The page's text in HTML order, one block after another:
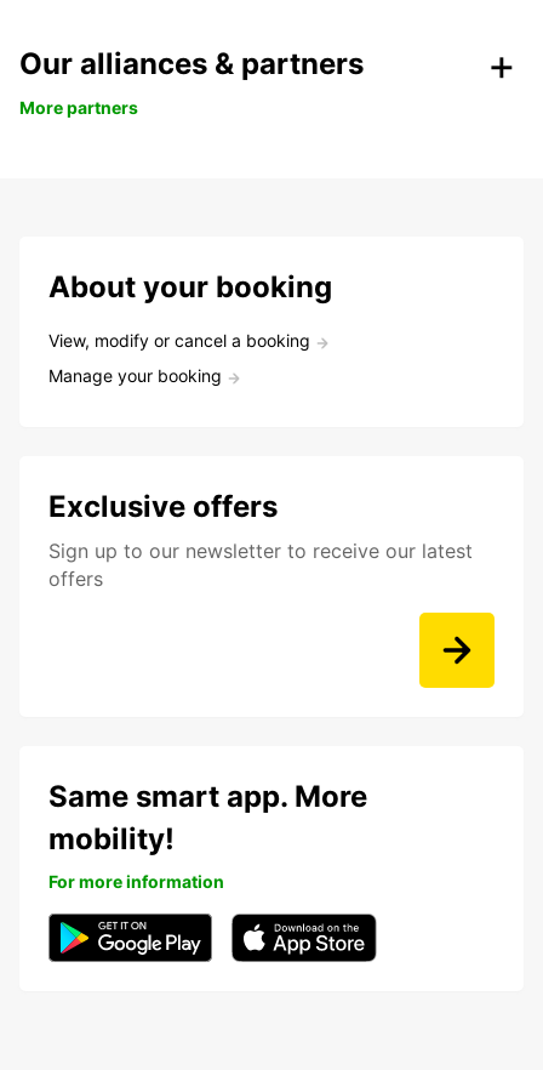
Our alliances & partners
More partners
About your booking
View, modify or cancel a booking
Manage your booking
Exclusive offers
Sign up to our newsletter to receive our latest
offers
Same smart app. More
mobility!
For more information